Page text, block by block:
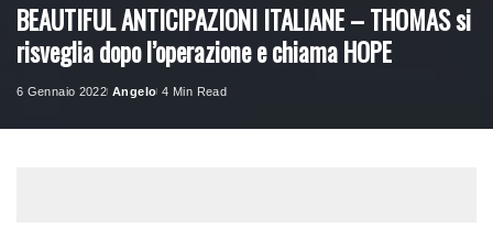
BEAUTIFUL ANTICIPAZIONI ITALIANE – THOMAS si
risveglia dopo l’operazione e chiama HOPE
6 Gennaio 2022
Posted
Angelo 4 Min Read